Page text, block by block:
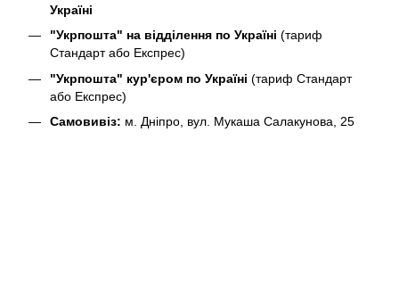
Україні
"Укрпошта" на відділення по Україні (тариф
Стандарт або Експрес)
"Укрпошта" кур'єром по Україні (тариф Стандарт
або Експрес)
Самовивіз: м. Дніпро, вул. Мукаша Салакунова, 25